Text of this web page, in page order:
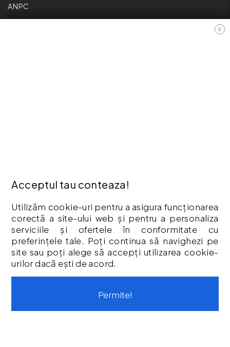
X
Acceptul tau conteaza!
Utilizăm cookie-uri pentru a asigura funcționarea
corectă a site-ului web și pentru a personaliza
serviciile și ofertele în conformitate cu
preferințele tale. Poți continua să navighezi pe
site sau poți alege să accepți utilizarea cookie-
urilor dacă ești de acord.
Permite!
ANPC
Contul meu
Istoric comenzi
Listă Favorite
Newsletter
Formular de retur
Formular de garanție
Vouchere cadou